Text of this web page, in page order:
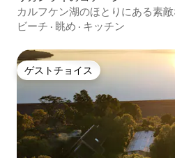
カルフケン湖のほとりにある素
ビーチ · 眺め · キッチン
ゲストチョイス
ゲストチョイス